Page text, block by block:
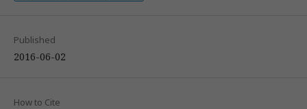
Published
2016-06-02
How to Cite